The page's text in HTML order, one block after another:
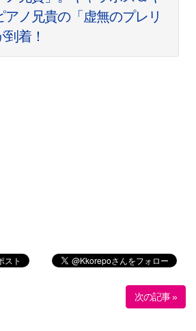
アノ兄貴の「虚無のプレリ
着！
次の記事 »